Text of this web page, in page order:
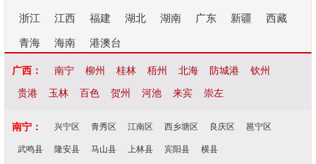
浙江 江西 福建 湖北 湖南 广东 新疆 西藏
青海 海南 港澳台
广西： 南宁 柳州 桂林 梧州 北海 防城港
钦州
贵港
玉林 百色 贺州 河池 来宾 崇左
南宁： 兴宁区 青秀区 江南区 西乡塘区 良庆区 邕宁区
武鸣县 隆安县 马山县 上林县 宾阳县 横县